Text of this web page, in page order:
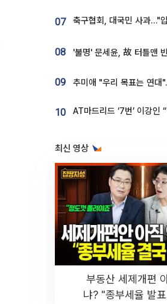
07
08
09
10
최신 영상
부동산 세제개편
냐? "종부세율 발